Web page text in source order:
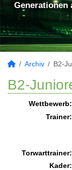
Generationen
Archiv B2-
B2-
Wettbewerb:
Trainer:
Torwarttrainer:
Kader: